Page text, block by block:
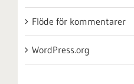
Flöde för kommentarer
WordPress.org